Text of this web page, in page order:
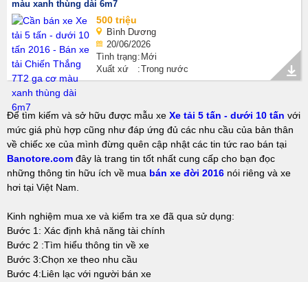
màu xanh thùng dài 6m7
500 triệu
Bình Dương
20/06/2026
Tình trạng Mới
Xuất xứ
Trong nước
Để tìm kiếm và sở hữu được mẫu xe Xe tải 5 tấn - dưới 10 tấn với
mức giá phù hợp cũng như đáp ứng đủ các nhu cầu của bản thân
về chiếc xe của mình đừng quên cập nhật các tin tức rao bán tại
Banotore.com đây là trang tin tốt nhất cung cấp cho bạn đọc
những thông tin hữu ích về mua bán xe đời 2016 nói riêng và xe
hơi tại Việt Nam.
Kinh nghiệm mua xe và kiểm tra xe đã qua sử dụng:
Bước 1: Xác định khả năng tài chính
Bước 2 :Tìm hiểu thông tin về xe
Bước 3:Chọn xe theo nhu cầu
Bước 4:Liên lạc với người bán xe